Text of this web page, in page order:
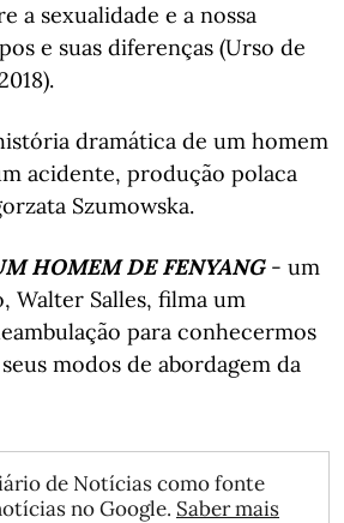
a sexualidade e a nossa
e suas diferenças (Urso de
dramática de um homem
acidente, produção polaca
Szumowska.
HOMEM DE FENYANG - um
Walter Salles, filma um
para conhecermos
modos de abordagem da
de Notícias como fonte
no Google. Saber mais